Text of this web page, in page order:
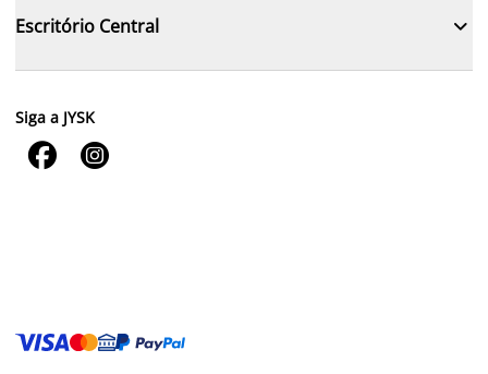
Escritório Central 
Siga a JYSK
 